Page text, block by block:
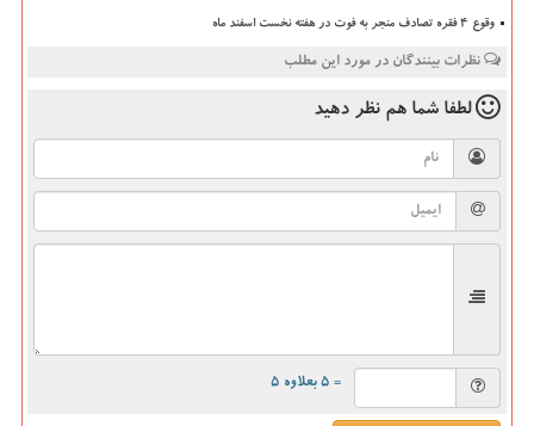
وقوع ۴ فقره تصادف منجر به فوت در هفته نخست اسفند ماه
نظرات بینندگان در مورد این مطلب
لطفا شما هم نظر دهید
= ۵ بعلاوه ۵